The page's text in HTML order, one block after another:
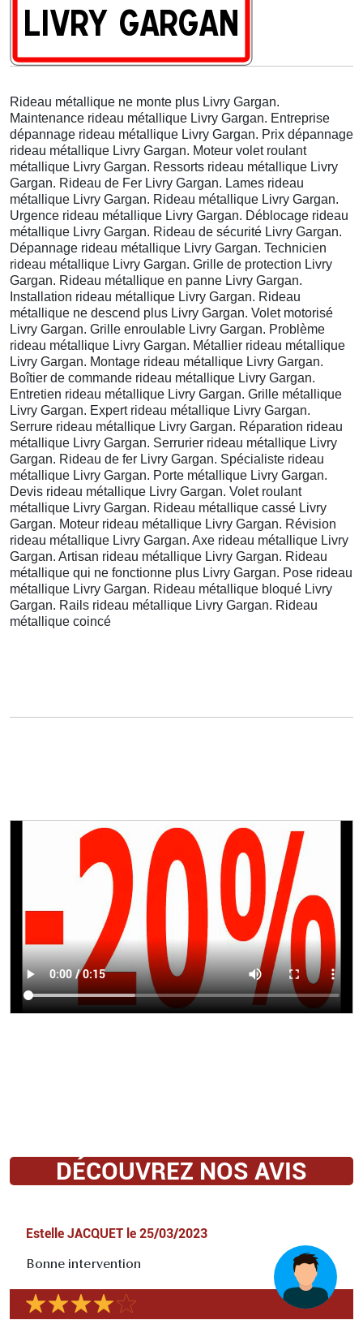
Rideau métallique ne monte plus Livry Gargan.
Maintenance rideau métallique Livry Gargan. Entreprise
dépannage rideau métallique Livry Gargan. Prix dépannage
rideau métallique Livry Gargan. Moteur volet roulant
métallique Livry Gargan. Ressorts rideau métallique Livry
Gargan. Rideau de Fer Livry Gargan. Lames rideau
métallique Livry Gargan. Rideau métallique Livry Gargan.
Urgence rideau métallique Livry Gargan. Déblocage rideau
métallique Livry Gargan. Rideau de sécurité Livry Gargan.
Dépannage rideau métallique Livry Gargan. Technicien
rideau métallique Livry Gargan. Grille de protection Livry
Gargan. Rideau métallique en panne Livry Gargan.
Installation rideau métallique Livry Gargan. Rideau
métallique ne descend plus Livry Gargan. Volet motorisé
Livry Gargan. Grille enroulable Livry Gargan. Problème
rideau métallique Livry Gargan. Métallier rideau métallique
Livry Gargan. Montage rideau métallique Livry Gargan.
Boîtier de commande rideau métallique Livry Gargan.
Entretien rideau métallique Livry Gargan. Grille métallique
Livry Gargan. Expert rideau métallique Livry Gargan.
Serrure rideau métallique Livry Gargan. Réparation rideau
métallique Livry Gargan. Serrurier rideau métallique Livry
Gargan. Rideau de fer Livry Gargan. Spécialiste rideau
métallique Livry Gargan. Porte métallique Livry Gargan.
Devis rideau métallique Livry Gargan. Volet roulant
métallique Livry Gargan. Rideau métallique cassé Livry
Gargan. Moteur rideau métallique Livry Gargan. Révision
rideau métallique Livry Gargan. Axe rideau métallique Livry
Gargan. Artisan rideau métallique Livry Gargan. Rideau
métallique qui ne fonctionne plus Livry Gargan. Pose rideau
métallique Livry Gargan. Rideau métallique bloqué Livry
Gargan. Rails rideau métallique Livry Gargan. Rideau
métallique coincé
DÉCOUVREZ NOS AVIS
Estelle JACQUET le 25/03/2023
Bonne intervention